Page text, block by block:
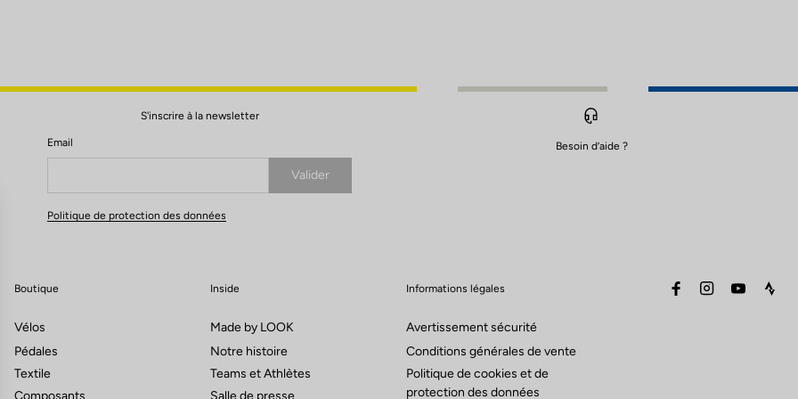
S'inscrire à la newsletter
Email
Valider
Votre e-mail a bien été enregistré
Politique de protection des données
Besoin d’aide ?
Boutique
Vélos
Pédales
Textile
Composants
Inside
Made by LOOK
Notre histoire
Teams et Athlètes
Salle de presse
Informations légales
Avertissement sécurité
Conditions générales de vente
Politique de cookies et de
protection des données
facebookinstagramyoutube